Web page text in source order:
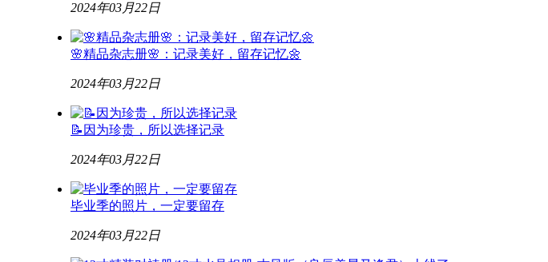
2024年03月22日
🌸精品杂志册🌸：记录美好，留存记忆🌼
2024年03月22日
📝因为珍贵，所以选择记录
2024年03月22日
毕业季的照片，一定要留存
2024年03月22日